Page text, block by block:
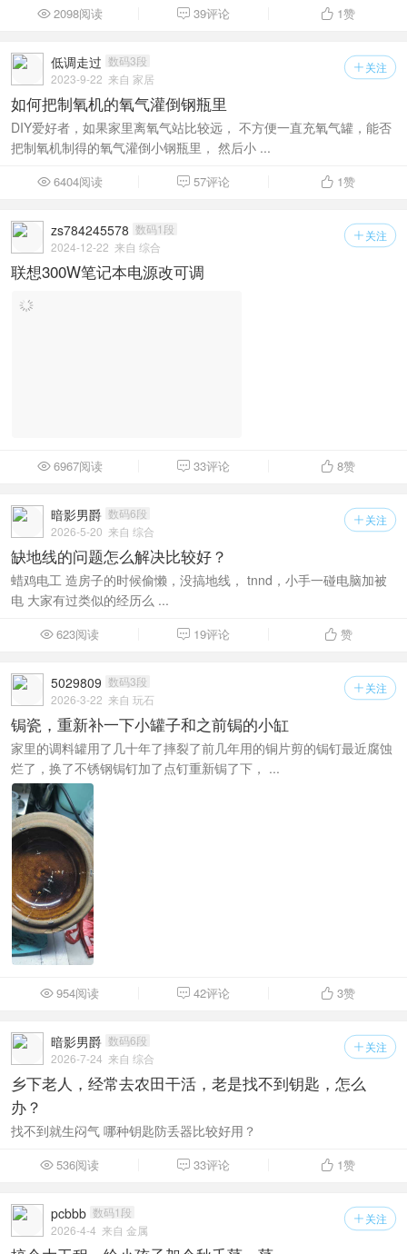
 2098阅读  39评论  1赞
 关注
低调走过 数码3段
2023-9-22 来自 家居
如何把制氧机的氧气灌倒钢瓶里
DIY爱好者，如果家里离氧气站比较远， 不方便一直充氧气罐，能否
把制氧机制得的氧气灌倒小钢瓶里， 然后小 ...
 6404阅读  57评论  1赞
 关注
zs784245578 数码1段
2024-12-22 来自 综合
联想300W笔记本电源改可调
 6967阅读  33评论  8赞
 关注
暗影男爵 数码6段
2026-5-20 来自 综合
缺地线的问题怎么解决比较好？
蜡鸡电工 造房子的时候偷懒，没搞地线， tnnd，小手一碰电脑加被
电 大家有过类似的经历么 ...
623阅读  19评论  赞
 关注
5029809 数码3段
2026-3-22 来自 玩石
锔瓷，重新补一下小罐子和之前锔的小缸
家里的调料罐用了几十年了摔裂了前几年用的铜片剪的锔钉最近腐蚀
烂了，换了不锈钢锔钉加了点钉重新锔了下， ...
954阅读  42评论  3赞
 关注
暗影男爵 数码6段
2026-7-24 来自 综合
乡下老人，经常去农田干活，老是找不到钥匙，怎么
办？
找不到就生闷气 哪种钥匙防丢器比较好用？
 536阅读  33评论  1赞
 关注
pcbbb 数码1段
2026-4-4 来自 金属